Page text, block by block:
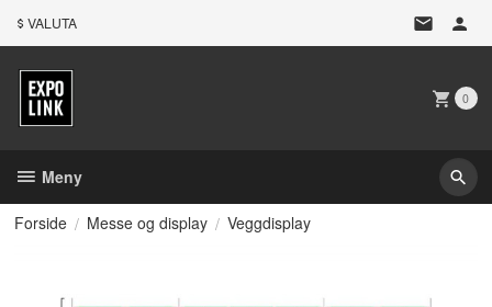
VALUTA
0
Meny
Forside Messe og display Veggdisplay